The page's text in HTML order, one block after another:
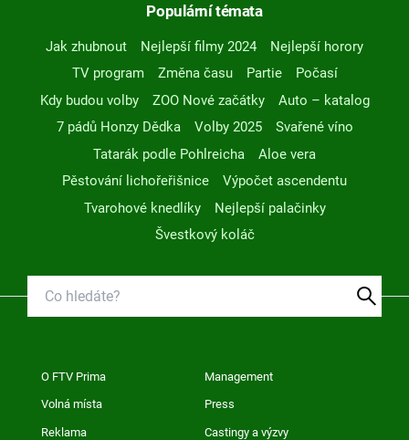
Populární témata
Jak zhubnout Nejlepší filmy 2024
Nejlepší horory
TV program
Změna času Partie
Počasí
Kdy budou volby
ZOO Nové začátky
Auto – katalog
7 pádů Honzy Dědka
Volby 2025
Svařené víno
Tatarák podle Pohlreicha
Aloe vera
Pěstování lichořeřišnice
Výpočet ascendentu
Tvarohové knedlíky
Nejlepší palačinky
Švestkový koláč
O FTV Prima Management
Volná místa Press
Reklama Castingy a výzvy